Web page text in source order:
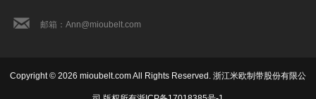
邮箱：Ann@mioubelt.com
Copyright © 2026 mioubelt.com All Rights Reserved. 浙江米欧制带股份有限公